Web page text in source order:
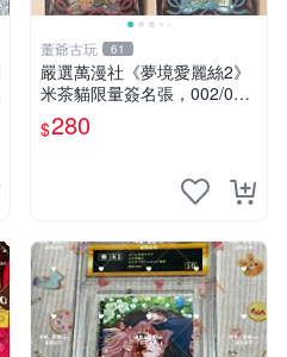
董爺古玩 61
嚴選萬漫社《夢境愛麗絲2》
米茶貓限量簽名張，002/003
珍藏版，首賣難得機會 夢境
愛麗絲 米茶貓 限量簽名
$280